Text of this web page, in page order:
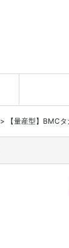
> 【量産型】BMC